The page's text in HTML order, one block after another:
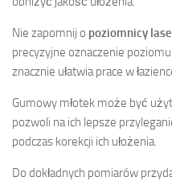
Nie zapomnij o poziomnicy
precyzyjne oznaczenie
znacznie ułatwia prace w
Gumowy młotek może być
pozwoli na ich lepsze
podczas korekcji ich ułożenia.
Do dokładnych pomiarów